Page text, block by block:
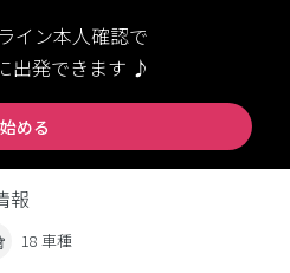
イン本人確認で
出発できます ♪
始める
報
18 車種